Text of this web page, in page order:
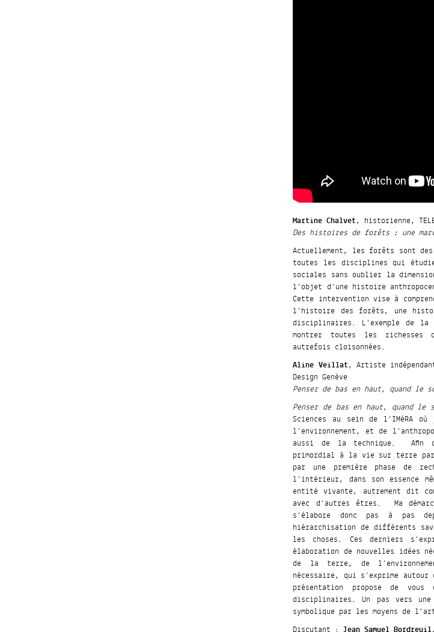
Martine Chalvet, historienne,
Des histoires de forêts : une
Actuellement, les forêts sont
toutes les disciplines qui
sociales sans oublier la
l’objet d’une histoire
Cette intervention vise à
l’histoire des forêts, une
disciplinaires. L’exemple de
montrer toutes les
autrefois cloisonnées.
Aline Veillat, Artiste
Design Genève
Penser de bas en haut, quand le
Penser de bas en haut, quand
Sciences au sein de l’IMéRA
l’environnement, et de
aussi de la technique. Afin
primordial à la vie sur terre par
par une première phase de
l’intérieur, dans son essence
entité vivante, autrement dit
avec d’autres êtres. Ma
s’élabore donc pas à pas
hiérarchisation de différents
les choses. Ces derniers
élaboration de nouvelles idées
de la terre, de
nécessaire, qui s’exprime
présentation propose de
disciplinaires. Un pas vers une
symbolique par les moyens de